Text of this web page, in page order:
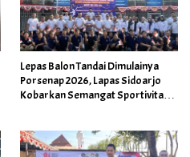
Lepas Balon Tandai Dimulainya
Porsenap 2026, Lapas Sidoarjo
Kobarkan Semangat Sportivitas